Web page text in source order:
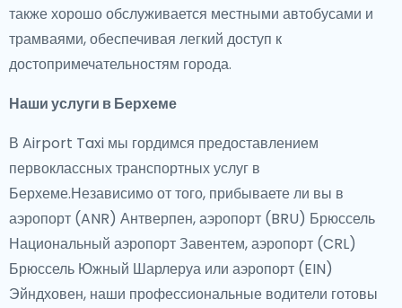
также хорошо обслуживается местными автобусами и
трамваями, обеспечивая легкий доступ к
достопримечательностям города.
Наши услуги в Берхеме
В Airport Taxi мы гордимся предоставлением
первоклассных транспортных услуг в
Берхеме.Независимо от того, прибываете ли вы в
аэропорт (ANR) Антверпен, аэропорт (BRU) Брюссель
Национальный аэропорт Завентем, аэропорт (CRL)
Брюссель Южный Шарлеруа или аэропорт (EIN)
Эйндховен, наши профессиональные водители готовы